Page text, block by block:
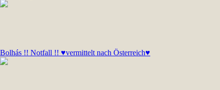
Bolhás !! Notfall !! ♥vermittelt nach Österreich♥